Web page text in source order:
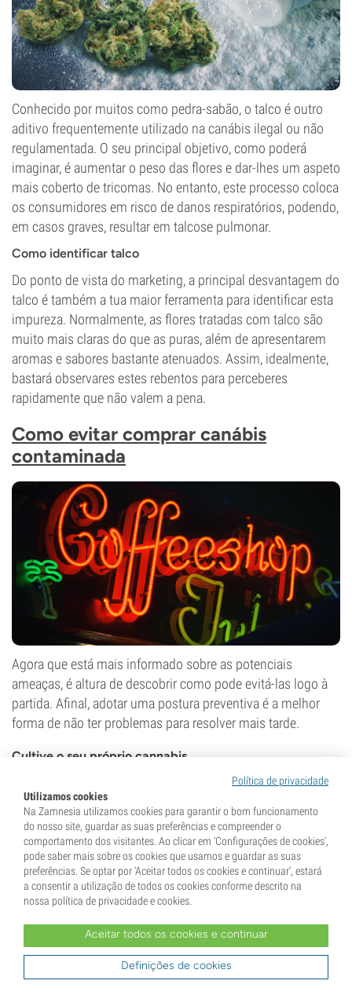
Conhecido por muitos como pedra-sabão, o talco é outro
aditivo frequentemente utilizado na canábis ilegal ou não
regulamentada. O seu principal objetivo, como poderá
imaginar, é aumentar o peso das flores e dar-lhes um aspeto
mais coberto de tricomas. No entanto, este processo coloca
os consumidores em risco de danos respiratórios, podendo,
em casos graves, resultar em talcose pulmonar.
Como identificar talco
Do ponto de vista do marketing, a principal desvantagem do
talco é também a tua maior ferramenta para identificar esta
impureza. Normalmente, as flores tratadas com talco são
muito mais claras do que as puras, além de apresentarem
aromas e sabores bastante atenuados. Assim, idealmente,
bastará observares estes rebentos para perceberes
rapidamente que não valem a pena.
Como evitar comprar canábis
contaminada
Agora que está mais informado sobre as potenciais
ameaças, é altura de descobrir como pode evitá-las logo à
partida. Afinal, adotar uma postura preventiva é a melhor
forma de não ter problemas para resolver mais tarde.
Cultive o seu próprio cannabis
Para começar, não há melhor forma de saber exatamente o
que está a fumar ou vaporizar do que
cannabis. Ao controlar os nutrientes que a planta recebe, o
ambiente em que cresce e as condições em que os seus
botões são secos e armazenados, garante que nenhum
contaminante indesejado afetará a sua experiência.
Artigo relacionado
Como conservar cannabis:
Política de privacidade
Utilizamos cookies
Na Zamnesia utilizamos cookies para garantir o bom funcionamento
do nosso site, guardar as suas preferências e compreender o
comportamento dos visitantes. Ao clicar em 'Configurações de cookies',
pode saber mais sobre os cookies que usamos e guardar as suas
preferências. Se optar por 'Aceitar todos os cookies e continuar', estará
a consentir a utilização de todos os cookies conforme descrito na
nossa política de privacidade e cookies.
Aceitar todos os cookies e continuar
Definições de cookies